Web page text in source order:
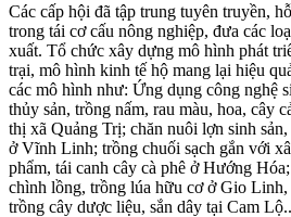
Các cấp hội đã tập trung tuyên truyền,
trong tái cơ cấu nông nghiệp, đưa các
xuất. Tổ chức xây dựng mô hình phát
trại, mô hình kinh tế hộ mang lại hiệu
các mô hình như: Ứng dụng công nghệ
thủy sản, trồng nấm, rau màu, hoa, cây
thị xã Quảng Trị; chăn nuôi lợn sinh
ở Vĩnh Linh; trồng chuối sạch gắn với
phẩm, tái canh cây cà phê ở Hướng
chình lồng, trồng lúa hữu cơ ở Gio
trồng cây dược liệu, sắn dây tại Cam